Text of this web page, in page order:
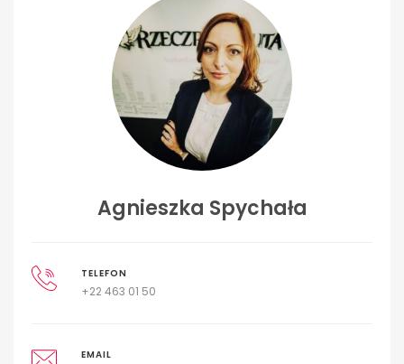
Agnieszka Spychała
TELEFON
+22 463 01 50
EMAIL